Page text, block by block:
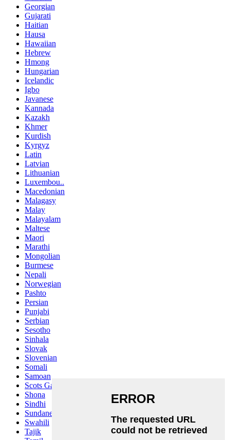
Georgian
Gujarati
Haitian
Hausa
Hawaiian
Hebrew
Hmong
Hungarian
Icelandic
Igbo
Javanese
Kannada
Kazakh
Khmer
Kurdish
Kyrgyz
Latin
Latvian
Lithuanian
Luxembou..
Macedonian
Malagasy
Malay
Malayalam
Maltese
Maori
Marathi
Mongolian
Burmese
Nepali
Norwegian
Pashto
Persian
Punjabi
Serbian
Sesotho
Sinhala
Slovak
Slovenian
Somali
Samoan
Scots Gaelic
Shona
Sindhi
Sundanese
Swahili
Tajik